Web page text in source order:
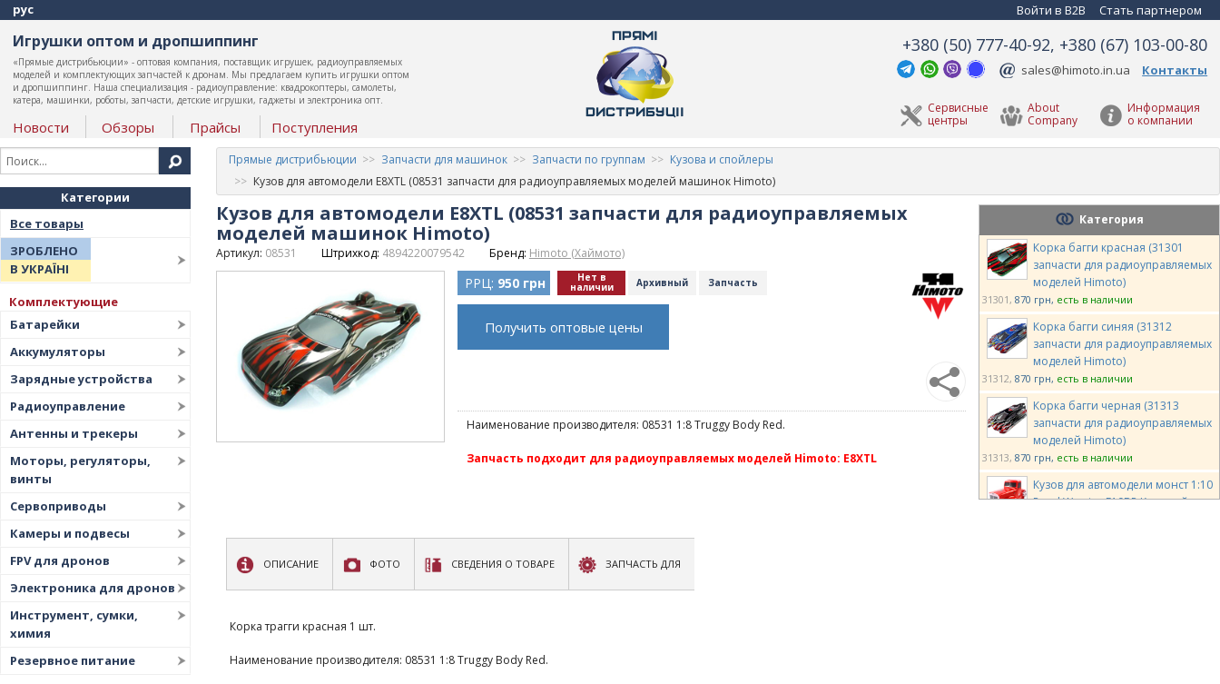
рус Войти в B2B Стать партнером
Игрушки оптом и дропшиппинг
«Прямые дистрибьюции» - оптовая компания, поставщик игрушек, радиоуправляемых
моделей и комплектующих запчастей к дронам. Мы предлагаем купить игрушки оптом
и дропшиппинг. Наша специализация - радиоуправление: квадрокоптеры, самолеты,
катера, машинки, роботы, запчасти, детские игрушки, гаджеты и электроника опт.
Новости Обзоры Прайсы Поступления
+380 (50) 777-40-92, +380 (67) 103-00-80
sales@himoto.in.ua Контакты
Информация
о компании
About
Company
Сервисные
центры
Категории
Все товары
ЗРОБЛЕНО
В УКРАЇНІ
Комплектующие
Батарейки
Аккумуляторы
Зарядные устройства
Радиоуправление
Антенны и трекеры
Моторы, регуляторы,
винты
Сервоприводы
Камеры и подвесы
FPV для дронов
Электроника для дронов
Инструмент, сумки,
химия
Резервное питание
Прямые дистрибьюции Запчасти для машинок Запчасти по группам
Кузова и спойлеры
Кузов для автомодели E8XTL (08531 запчасти для радиоуправляемых моделей машинок Himoto)
Кузов для автомодели E8XTL (08531 запчасти для радиоуправляемых
моделей машинок Himoto)
Артикул: 08531 Штрихкод: 4894220079542 Бренд: Himoto (Хаймото)
РРЦ: 950 грн Нет в
наличии Архивный Запчасть
Получить оптовые цены
Наименование производителя: 08531 1:8 Truggy Body Red.
Запчасть подходит для радиоуправляемых моделей Himoto: E8XTL
Категория
Корка багги красная (31301
запчасти для радиоуправляемых
моделей Himoto)
31301 870 грн есть в наличии
Корка багги синяя (31312
запчасти для радиоуправляемых
моделей Himoto)
31312 870 грн есть в наличии
Корка багги черная (31313
запчасти для радиоуправляемых
моделей Himoto)
31313 870 грн есть в наличии
Кузов для автомодели монст 1:10
Road Warrior E10BP Красный
ОПИСАНИЕ ФОТО СВЕДЕНИЯ О ТОВАРЕ ЗАПЧАСТЬ ДЛЯ
Корка трагги красная 1 шт.
Наименование производителя: 08531 1:8 Truggy Body Red.